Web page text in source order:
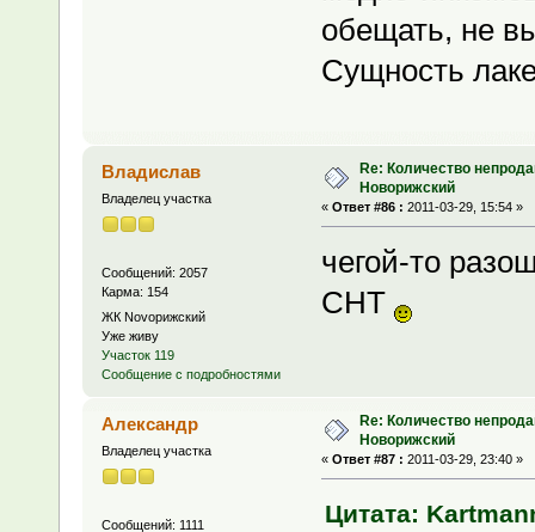
обещать, не
Сущность
Владислав
Владелец участка
Сообщений: 2057
Карма: 154
ЖК Novoрижский
Уже живу
Участок 119
Сообщение с подробностями
Re: Количество
Новорижский
« Ответ #86 : 2011-03-29, 15:54 »
чегой-то
СНТ
Александр
Владелец участка
Сообщений: 1111
Re: Количество
Новорижский
« Ответ #87 : 2011-03-29, 23:40 »
Цитата: